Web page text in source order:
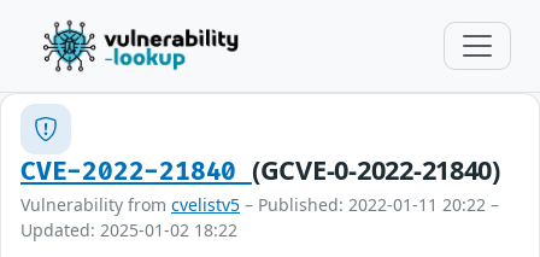
CVE-2022-21840 (GCVE-0-2022-21840)
Vulnerability from cvelistv5 – Published: 2022-01-11 20:22 –
Updated: 2025-01-02 18:22